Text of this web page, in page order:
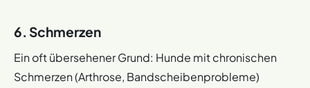
6. Schmerzen
Ein oft übersehener Grund: Hunde mit chronischen
Schmerzen (Arthrose, Bandscheibenprobleme)